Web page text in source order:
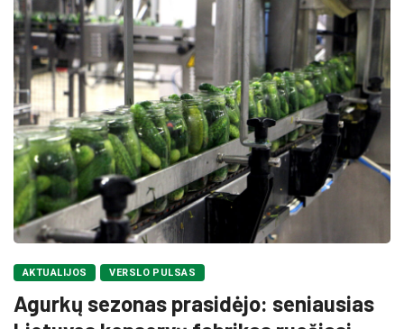
AKTUALIJOS VERSLO PULSAS
Agurkų sezonas prasidėjo: seniausias